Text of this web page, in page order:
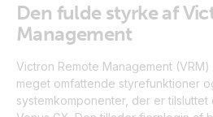
Den fulde styrke af
Management
Victron Remote Management
meget omfattende styrefunktioner
systemkomponenter, der er tilsluttet